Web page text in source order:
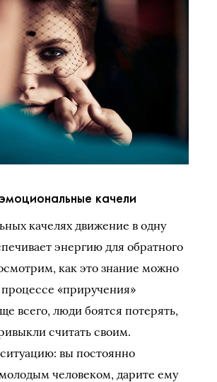
качели
качелях движение в одну
энергию для обратного
как это знание можно
«приручения»
всего, люди боятся потерять,
считать своим.
вы постоянно
человеком, дарите ему